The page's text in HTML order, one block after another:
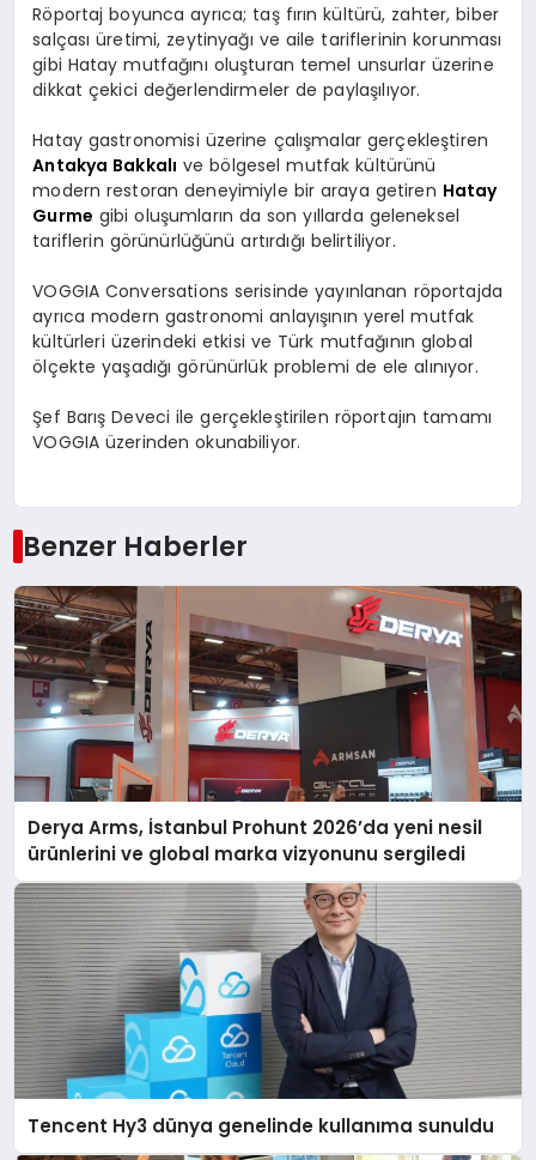
Röportaj boyunca ayrıca; taş fırın kültürü, zahter, biber
salçası üretimi, zeytinyağı ve aile tariflerinin korunması
gibi Hatay mutfağını oluşturan temel unsurlar üzerine
dikkat çekici değerlendirmeler de paylaşılıyor.
Hatay gastronomisi üzerine çalışmalar gerçekleştiren
Antakya Bakkalı ve bölgesel mutfak kültürünü
modern restoran deneyimiyle bir araya getiren Hatay
Gurme gibi oluşumların da son yıllarda geleneksel
tariflerin görünürlüğünü artırdığı belirtiliyor.
VOGGIA Conversations serisinde yayınlanan röportajda
ayrıca modern gastronomi anlayışının yerel mutfak
kültürleri üzerindeki etkisi ve Türk mutfağının global
ölçekte yaşadığı görünürlük problemi de ele alınıyor.
Şef Barış Deveci ile gerçekleştirilen röportajın tamamı
VOGGIA üzerinden okunabiliyor.
Benzer Haberler
Derya Arms, İstanbul Prohunt 2026’da yeni nesil
ürünlerini ve global marka vizyonunu sergiledi
Tencent Hy3 dünya genelinde kullanıma sunuldu